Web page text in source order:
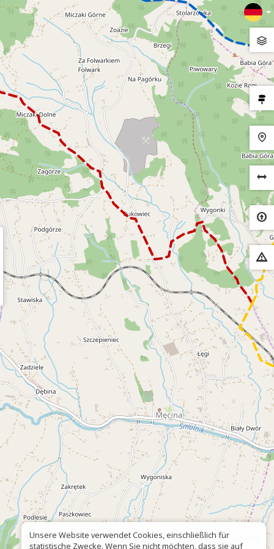
Unsere Website verwendet Cookies, einschließlich für
statistische Zwecke. Wenn Sie nicht möchten, dass sie auf